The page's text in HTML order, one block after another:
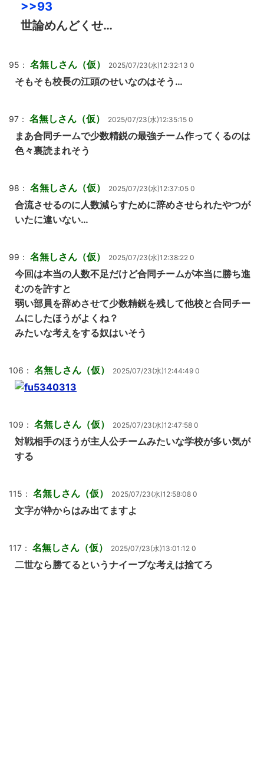
>>93
世論めんどくせ…
95： 名無しさん（仮） 2025/07/23(水)12:32:13 0
そもそも校長の江頭のせいなのはそう…
97： 名無しさん（仮） 2025/07/23(水)12:35:15 0
まあ合同チームで少数精鋭の最強チーム作ってくるのは
色々裏読まれそう
98： 名無しさん（仮） 2025/07/23(水)12:37:05 0
合流させるのに人数減らすために辞めさせられたやつが
いたに違いない…
99： 名無しさん（仮） 2025/07/23(水)12:38:22 0
今回は本当の人数不足だけど合同チームが本当に勝ち進
むのを許すと
弱い部員を辞めさせて少数精鋭を残して他校と合同チー
ムにしたほうがよくね？
みたいな考えをする奴はいそう
106： 名無しさん（仮） 2025/07/23(水)12:44:49 0
109： 名無しさん（仮） 2025/07/23(水)12:47:58 0
対戦相手のほうが主人公チームみたいな学校が多い気が
する
115： 名無しさん（仮） 2025/07/23(水)12:58:08 0
文字が枠からはみ出てますよ
117： 名無しさん（仮） 2025/07/23(水)13:01:12 0
二世なら勝てるというナイーブな考えは捨てろ